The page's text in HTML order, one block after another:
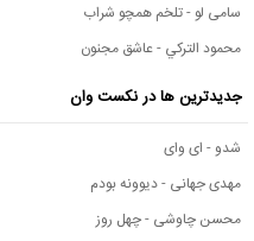
سامی لو - تلخم همچو شراب
محمود التركي - عاشق مجنون
جدیدترین ها در نکست وان
شدو - ای وای
مهدی جهانی - دیوونه بودم
محسن چاوشی - چهل روز